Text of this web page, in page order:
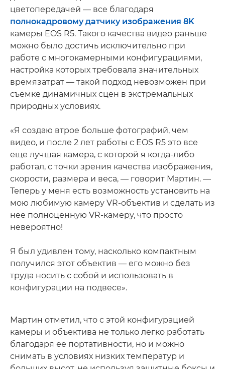
цветопередачей — все благодаря
полнокадровому датчику изображения 8K
камеры EOS R5. Такого качества видео раньше
можно было достичь исключительно при
работе с многокамерными конфигурациями,
настройка которых требовала значительных
времязатрат — такой подход невозможен при
съемке динамичных сцен в экстремальных
природных условиях.
«Я создаю втрое больше фотографий, чем
видео, и после 2 лет работы с EOS R5 это все
еще лучшая камера, с которой я когда-либо
работал, с точки зрения качества изображения,
скорости, размера и веса, — говорит Мартин. —
Теперь у меня есть возможность установить на
мою любимую камеру VR-объектив и сделать из
нее полноценную VR-камеру, что просто
невероятно!
Я был удивлен тому, насколько компактным
получился этот объектив — его можно без
труда носить с собой и использовать в
конфигурации на подвесе».
Мартин отметил, что с этой конфигурацией
камеры и объектива не только легко работать
благодаря ее портативности, но и можно
снимать в условиях низких температур и